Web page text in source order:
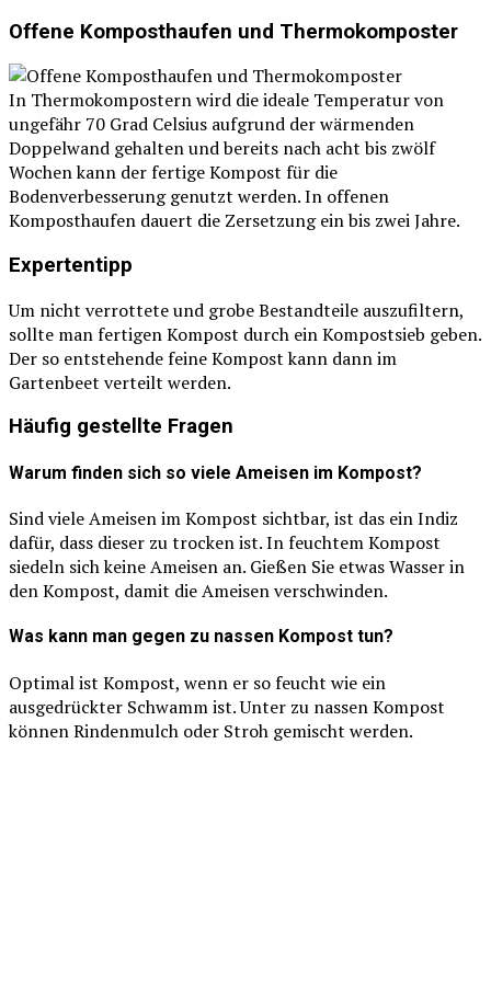
Offene Komposthaufen und Thermokomposter
In Thermokompostern wird die ideale Temperatur von
ungefähr 70 Grad Celsius aufgrund der wärmenden
Doppelwand gehalten und bereits nach acht bis zwölf
Wochen kann der fertige Kompost für die
Bodenverbesserung genutzt werden. In offenen
Komposthaufen dauert die Zersetzung ein bis zwei Jahre.
Expertentipp
Um nicht verrottete und grobe Bestandteile auszufiltern,
sollte man fertigen Kompost durch ein Kompostsieb geben.
Der so entstehende feine Kompost kann dann im
Gartenbeet verteilt werden.
Häufig gestellte Fragen
Warum finden sich so viele Ameisen im Kompost?
Sind viele Ameisen im Kompost sichtbar, ist das ein Indiz
dafür, dass dieser zu trocken ist. In feuchtem Kompost
siedeln sich keine Ameisen an. Gießen Sie etwas Wasser in
den Kompost, damit die Ameisen verschwinden.
Was kann man gegen zu nassen Kompost tun?
Optimal ist Kompost, wenn er so feucht wie ein
ausgedrückter Schwamm ist. Unter zu nassen Kompost
können Rindenmulch oder Stroh gemischt werden.